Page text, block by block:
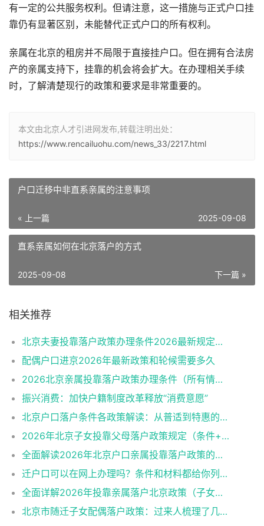
有一定的公共服务权利。但请注意，这一措施与正式户口挂
靠仍有显著区别，未能替代正式户口的所有权利。
亲属在北京的租房并不局限于直接挂户口。但在拥有合法房
产的亲属支持下，挂靠的机会将会扩大。在办理相关手续
时，了解清楚现行的政策和要求是非常重要的。
本文由北京人才引进网发布,转载注明出处：
https://www.rencailuohu.com/news_33/2217.html
户口迁移中非直系亲属的注意事项
« 上一篇 2025-09-08
直系亲属如何在北京落户的方式
下一篇 »
2025-09-08
相关推荐
北京夫妻投靠落户政策办理条件2026最新规定消息
配偶户口进京2026年最新政策和轮候需要多久
2026北京亲属投靠落户政策办理条件（所有情况）
振兴消费：加快户籍制度改革释放“消费意愿”
北京户口落户条件各政策解读：从普适到特惠的多维通道
2026年北京子女投靠父母落户政策规定（条件+材料+流程）
全面解读2026年北京户口亲属投靠落户政策的各类情形
迁户口可以在网上办理吗？条件和材料都给你列好了！
全面详解2026年投靠亲属落户北京政策（子女、父母、夫妻）
北京市随迁子女配偶落户政策：过来人梳理了几个关键点